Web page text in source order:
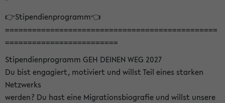
👉Stipendienprogramm👈
===============================================
=========================
Stipendienprogramm GEH DEINEN WEG 2027
Du bist engagiert, motiviert und willst Teil eines starken
Netzwerks
werden? Du hast eine Migrationsbiografie und willst unsere